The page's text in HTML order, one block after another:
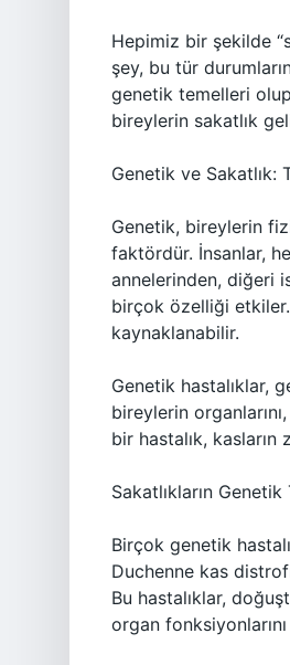
Hepimiz bir şekilde
şey, bu tür
genetik temelleri
bireylerin sakatlık
Genetik ve Sakatlık:
Genetik, bireylerin
faktördür. İnsanlar,
annelerinden, diğeri
birçok özelliği
kaynaklanabilir.
Genetik hastalıklar,
bireylerin
bir hastalık, kasların
Sakatlıkların Genetik
Birçok genetik
Duchenne kas
Bu hastalıklar,
organ